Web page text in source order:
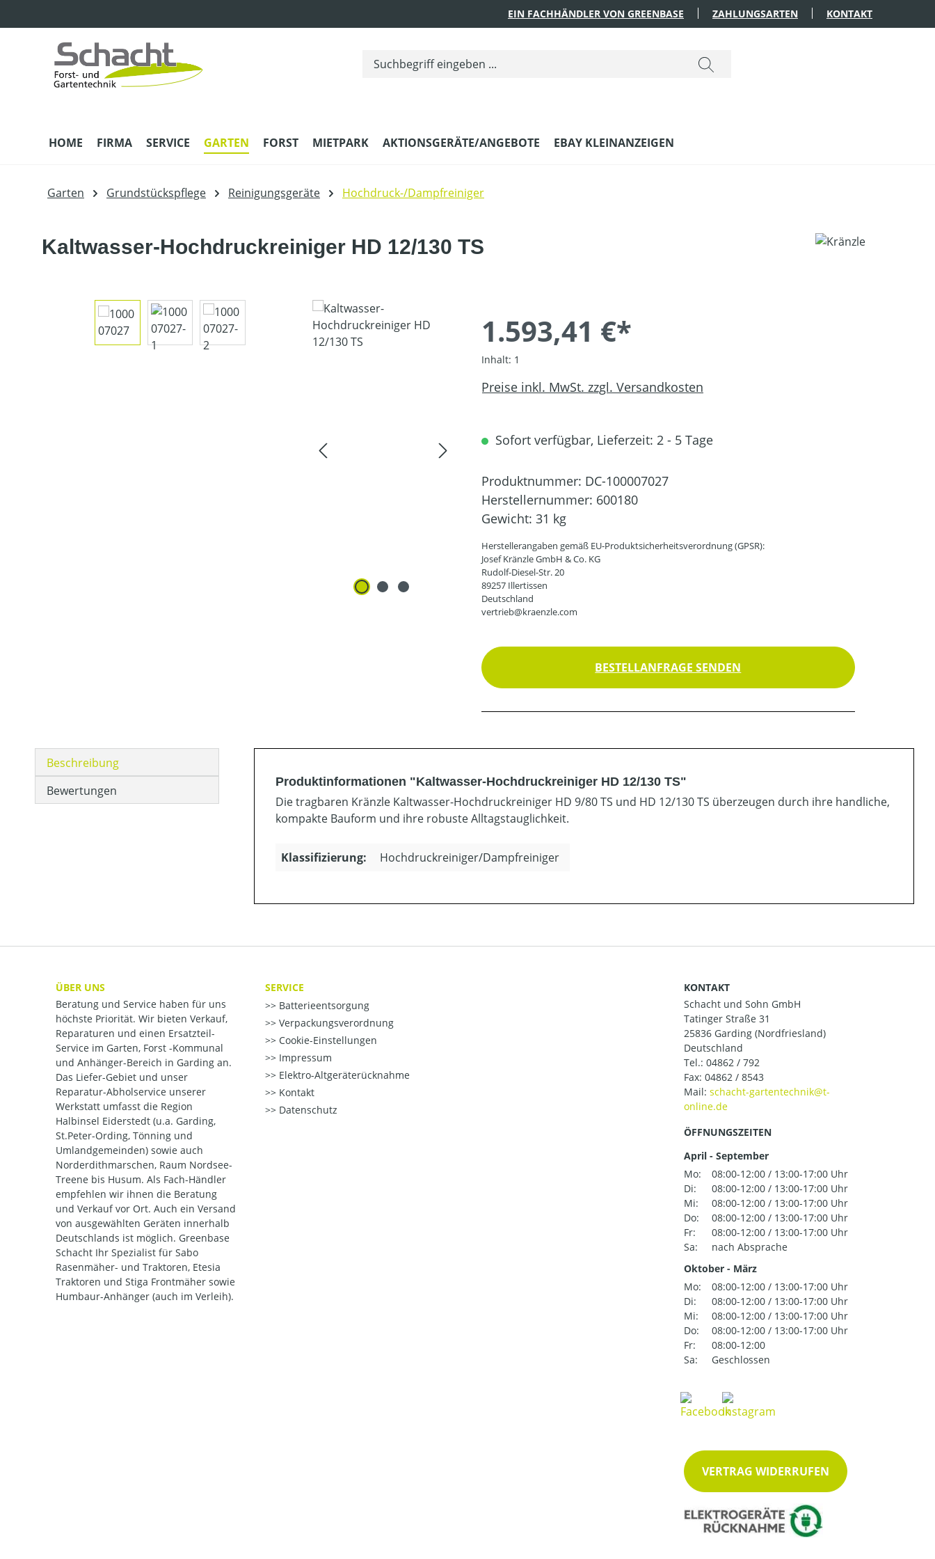
EIN FACHHÄNDLER VON GREENBASE ZAHLUNGSARTEN KONTAKT
HOME FIRMA SERVICE GARTEN FORST MIETPARK AKTIONSGERÄTE/ANGEBOTE EBAY KLEINANZEIGEN
Garten Grundstückspflege Reinigungsgeräte Hochdruck-/Dampfreiniger
Kaltwasser-Hochdruckreiniger HD 12/130 TS
Bildergalerie überspringen
1.593,41 €*
Inhalt: 1
Preise inkl. MwSt. zzgl. Versandkosten
Sofort verfügbar, Lieferzeit: 2 - 5 Tage
Produktnummer: DC-100007027
Herstellernummer: 600180
Gewicht: 31 kg
Herstellerangaben gemäß EU-Produktsicherheitsverordnung (GPSR):
Josef Kränzle GmbH & Co. KG
Rudolf-Diesel-Str. 20
89257 Illertissen
Deutschland
vertrieb@kraenzle.com
BESTELLANFRAGE SENDEN
Beschreibung
Bewertungen
Produktinformationen "Kaltwasser-Hochdruckreiniger HD 12/130 TS"
Die tragbaren Kränzle Kaltwasser-Hochdruckreiniger HD 9/80 TS und HD 12/130 TS überzeugen durch ihre handliche,
kompakte Bauform und ihre robuste Alltagstauglichkeit.
Klassifizierung: Hochdruckreiniger/Dampfreiniger
ÜBER UNS
Beratung und Service haben für uns
höchste Priorität. Wir bieten Verkauf,
Reparaturen und einen Ersatzteil-
Service im Garten, Forst -Kommunal
und Anhänger-Bereich in Garding an.
Das Liefer-Gebiet und unser
Reparatur-Abholservice unserer
Werkstatt umfasst die Region
Halbinsel Eiderstedt (u.a. Garding,
St.Peter-Ording, Tönning und
Umlandgemeinden) sowie auch
Norderdithmarschen, Raum Nordsee-
Treene bis Husum. Als Fach-Händler
empfehlen wir ihnen die Beratung
und Verkauf vor Ort. Auch ein Versand
von ausgewählten Geräten innerhalb
Deutschlands ist möglich. Greenbase
Schacht Ihr Spezialist für Sabo
Rasenmäher- und Traktoren, Etesia
Traktoren und Stiga Frontmäher sowie
Humbaur-Anhänger (auch im Verleih).
SERVICE
Batterieentsorgung
Verpackungsverordnung
Cookie-Einstellungen
Impressum
Elektro-Altgeräterücknahme
Kontakt
Datenschutz
KONTAKT
Schacht und Sohn GmbH
Tatinger Straße 31
25836 Garding (Nordfriesland)
Deutschland
Tel.: 04862 / 792
Fax: 04862 / 8543
Mail:
ÖFFNUNGSZEITEN
April - September
Mo:
08:00-12:00 / 13:00-17:00 Uhr
Di:
08:00-12:00 / 13:00-17:00 Uhr
Mi:
08:00-12:00 / 13:00-17:00 Uhr
Do:
08:00-12:00 / 13:00-17:00 Uhr
Fr:
08:00-12:00 / 13:00-17:00 Uhr
Sa:
nach Absprache
Oktober - März
Mo:
08:00-12:00 / 13:00-17:00 Uhr
Di:
08:00-12:00 / 13:00-17:00 Uhr
Mi:
08:00-12:00 / 13:00-17:00 Uhr
Do:
08:00-12:00 / 13:00-17:00 Uhr
Fr:
08:00-12:00
Sa:
Geschlossen
VERTRAG WIDERRUFEN